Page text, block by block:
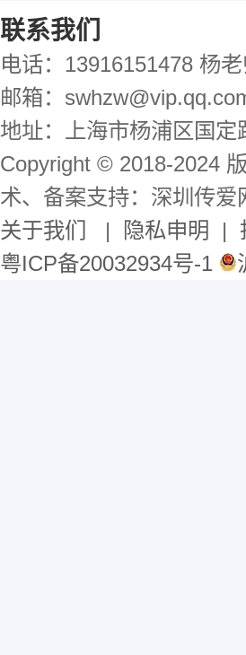
联系我们
电话：13916151478 杨
邮箱：
地址：上海市杨浦区国
Copyright © 2018-2024
术、备案支持：深圳传
关于我们
| 隐私申明 |
粤ICP备20032934号-1